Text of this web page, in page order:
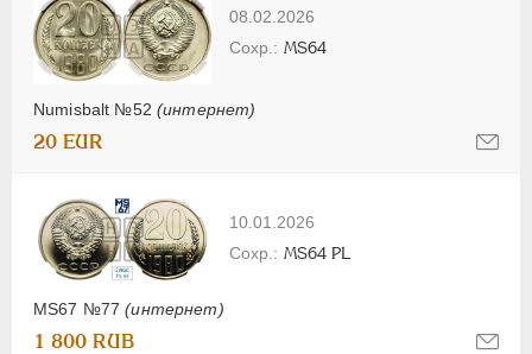
08.02.2026
Numisbalt №52 (интернет)
MS64
20 EUR
10.01.2026
MS67 №77(интернет)
MS64 PL
1 800 RUB